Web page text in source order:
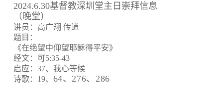
2024.6.30基督教深圳堂主日崇拜信息
（晚堂）
讲员：高广翔 传道
题目：
《在绝望中仰望耶稣得平安》
经文：可5:35-43
启应：37、我心等候
诗歌：19、 64、 276、 286